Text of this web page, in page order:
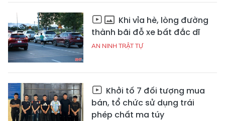
Khi vỉa hè, lòng đường
thành bãi đỗ xe bất đắc dĩ
AN NINH TRẬT TỰ
Khởi tố 7 đối tượng mua
bán, tổ chức sử dụng trái
phép chất ma túy